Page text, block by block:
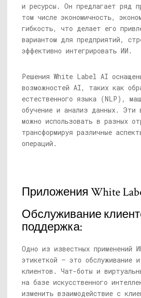
и ресурсы. Он предлагает ряд
том числе экономичность,
гибкость, что делает его
вариантом для предприятий,
эффективно интегрировать ИИ.
Решения White Label AI
возможностей AI, таких как
естественного языка (NLP),
обучение и анализ данных. Эти
можно использовать в разных
трансформируя различные
операций.
Приложения White
Обслуживание
поддержка:
Одно из известных применений
этикеткой — это обслуживание
клиентов. Чат-боты и
на базе искусственного
изменить взаимодействие с